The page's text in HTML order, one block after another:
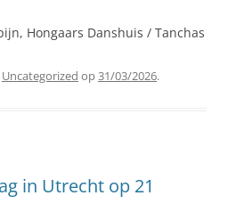
Hongaars Danshuis / Tanchas
Uncategorized op31/03/2026.
in Utrecht op 21